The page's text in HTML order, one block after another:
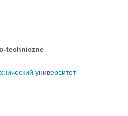
techniczne
университет